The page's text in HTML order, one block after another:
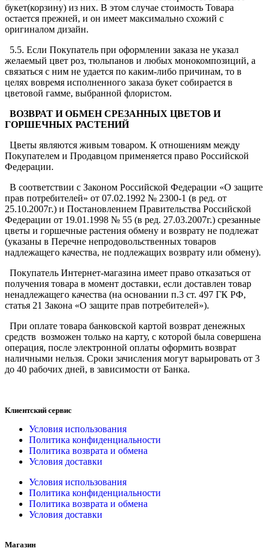
букет(корзину) из них. В этом случае стоимость Товара
остается прежней, и он имеет максимально схожий с
оригиналом дизайн.
5.5. Если Покупатель при оформлении заказа не указал
желаемый цвет роз, тюльпанов и любых монокомпозиций, а
связаться с ним не удается по каким-либо причинам, то в
целях вовремя исполненного заказа букет собирается в
цветовой гамме, выбранной флористом.
ВОЗВРАТ И ОБМЕН СРЕЗАННЫХ ЦВЕТОВ И
ГОРШЕЧНЫХ РАСТЕНИЙ
Цветы являются живым товаром. К отношениям между
Покупателем и Продавцом применяется право Российской
Федерации.
В соответствии с Законом Российской Федерации «О защите
прав потребителей» от 07.02.1992 № 2300-1 (в ред. от
25.10.2007г.) и Постановлением Правительства Российской
Федерации от 19.01.1998 № 55 (в ред. 27.03.2007г.) срезанные
цветы и горшечные растения обмену и возврату не подлежат
(указаны в Перечне непродовольственных товаров
надлежащего качества, не подлежащих возврату или обмену).
Покупатель Интернет-магазина имеет право отказаться от
получения товара в момент доставки, если доставлен товар
ненадлежащего качества (на основании п.3 ст. 497 ГК РФ,
статья 21 Закона «О защите прав потребителей»).
При оплате товара банковской картой возврат денежных
средств возможен только на карту, с которой была совершена
операция, после электронной оплаты оформить возврат
наличными нельзя. Сроки зачисления могут варьировать от 3
до 40 рабочих дней, в зависимости от Банка.
Клиентский сервис
Условия использования
Политика конфиденциальности
Политика возврата и обмена
Условия доставки
Условия использования
Политика конфиденциальности
Политика возврата и обмена
Условия доставки
Магазин